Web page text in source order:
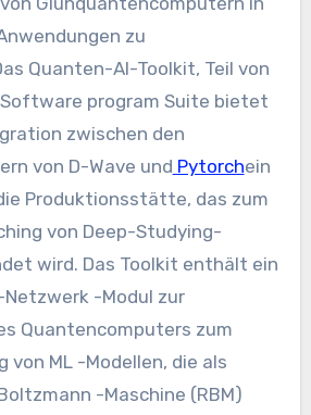
zu
Quanten-AI-Toolkit, Teil von
Software program Suite bietet
zwischen den
von D-Wave und Pytorchein
Produktionsstätte, das zum
von Deep-Studying-
wird. Das Toolkit enthält ein
-Modul zur
Quantencomputers zum
von ML -Modellen, die als
-Maschine (RBM)